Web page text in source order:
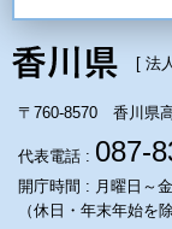
[ 法
〒760-8570 香川県
代表電話 : 087-
開庁時間 : 月曜日～
（休日・年末年始を除